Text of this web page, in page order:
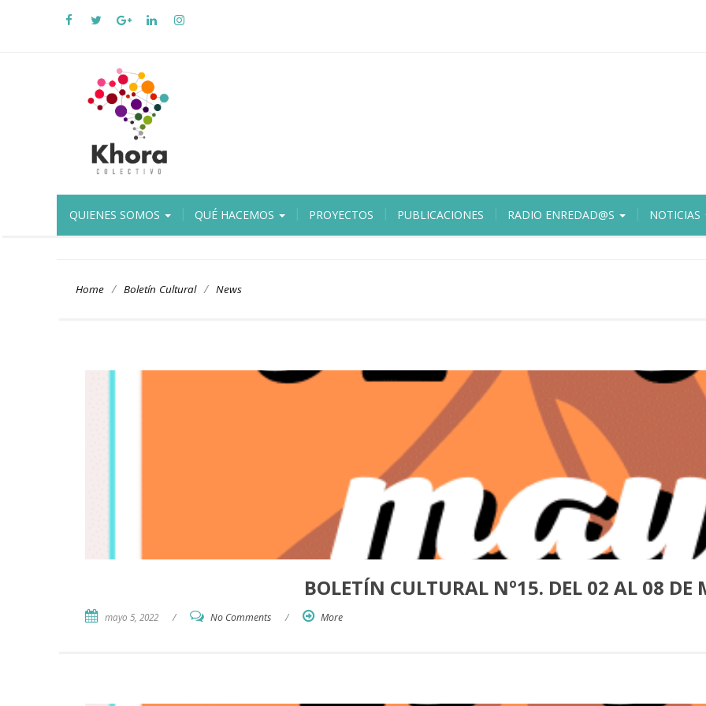
QUIENES SOMOS QUÉ HACEMOS PROYECTOS PUBLICACIONES RADIO ENREDAD@S NOTICIAS
Home / Boletín Cultural / News
BOLETÍN CULTURAL Nº15. DEL 02 AL 08 DE
mayo 5, 2022 / No Comments / More